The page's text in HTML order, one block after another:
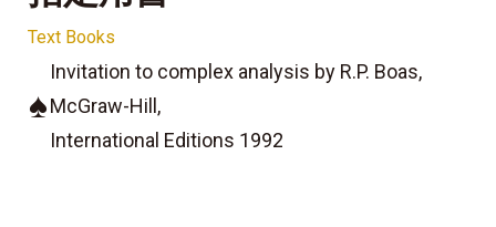
Text Books
♠
Invitation to complex analysis by R.P. Boas,
McGraw-Hill,
International Editions 1992